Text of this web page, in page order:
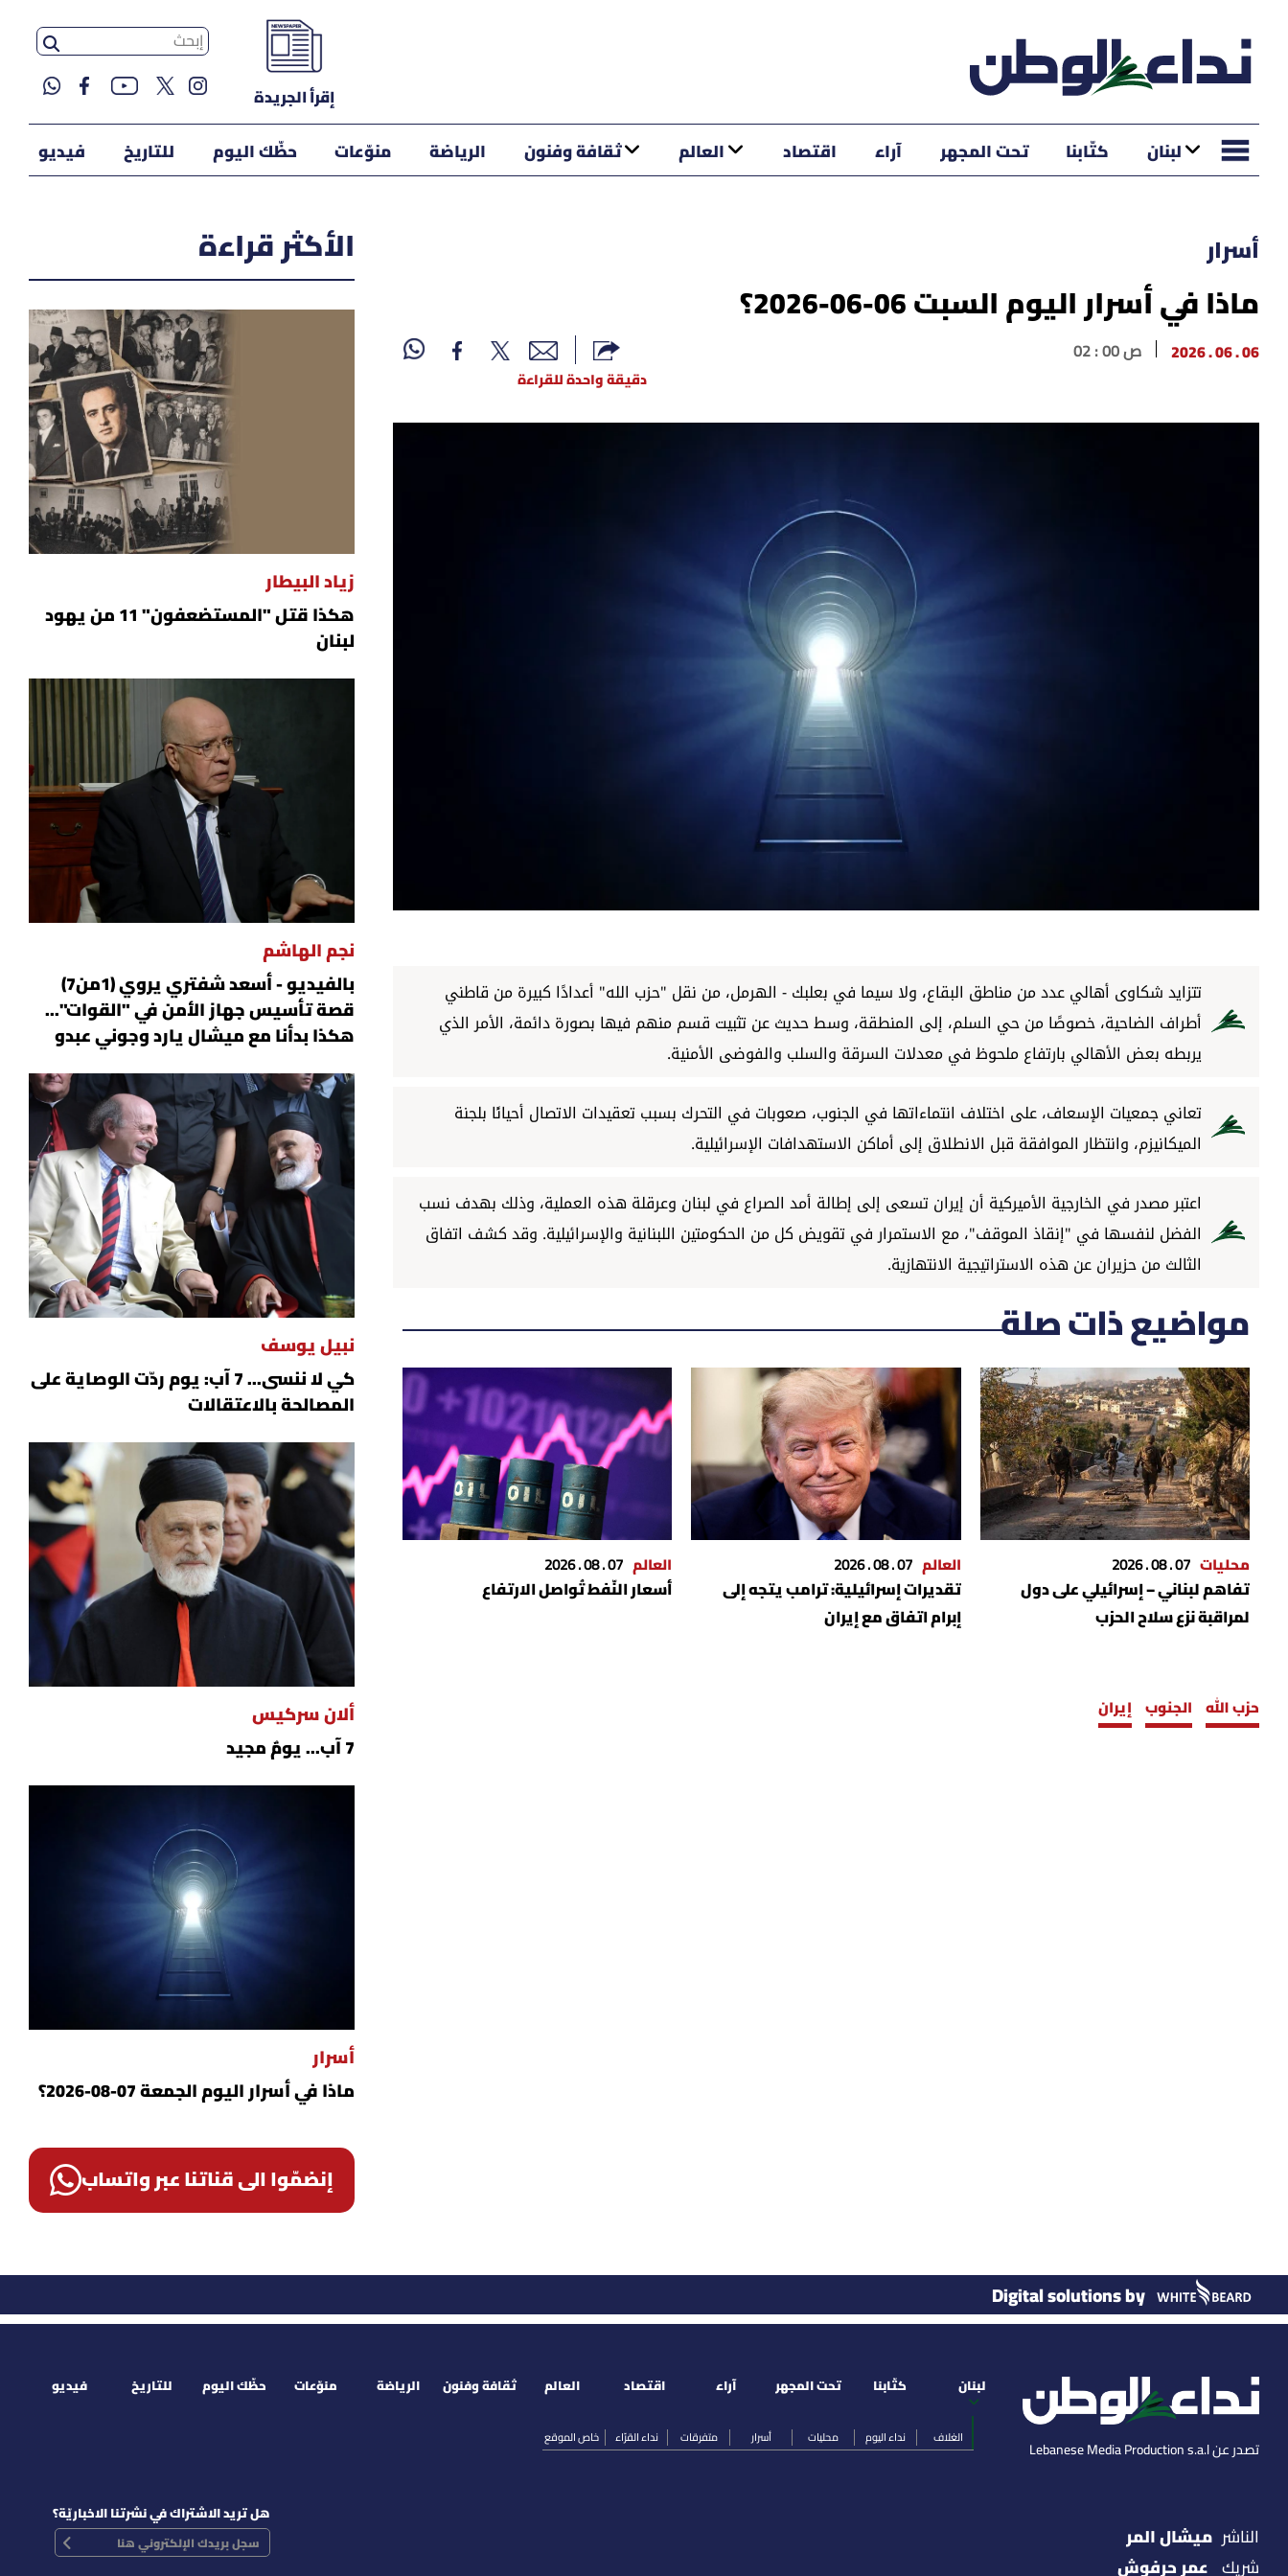
إقرأ الجريدة
لبنان كتّابنا تحت المجهر آراء اقتصاد العالم ثقافة وفنون الرياضة منوّعات حظّك اليوم للتاريخ فيديو
أسرار
ماذا في أسرار اليوم السبت 06-06-2026؟
06 . 06 . 2026 02 : 00 ص
دقيقة واحدة للقراءة
تتزايد شكاوى أهالي عدد من مناطق البقاع، ولا سيما في بعلبك - الهرمل، من نقل "حزب الله" أعدادًا كبيرة من قاطني
أطراف الضاحية، خصوصًا من حي السلم، إلى المنطقة، وسط حديث عن تثبيت قسم منهم فيها بصورة دائمة، الأمر الذي
يربطه بعض الأهالي بارتفاع ملحوظ في معدلات السرقة والسلب والفوضى الأمنية.
تعاني جمعيات الإسعاف، على اختلاف انتماءاتها في الجنوب، صعوبات في التحرك بسبب تعقيدات الاتصال أحيانًا بلجنة
الميكانيزم، وانتظار الموافقة قبل الانطلاق إلى أماكن الاستهدافات الإسرائيلية.
اعتبر مصدر في الخارجية الأميركية أن إيران تسعى إلى إطالة أمد الصراع في لبنان وعرقلة هذه العملية، وذلك بهدف نسب
الفضل لنفسها في "إنقاذ الموقف"، مع الاستمرار في تقويض كل من الحكومتين اللبنانية والإسرائيلية. وقد كشف اتفاق
الثالث من حزيران عن هذه الاستراتيجية الانتهازية.
مواضيع ذات صلة
محليات 07 . 08 . 2026
تفاهم لبناني – إسرائيلي على دول
لمراقبة نزع سلاح الحزب
العالم 07 . 08 . 2026
تقديرات إسرائيلية: ترامب يتجه إلى
إبرام اتفاق مع إيران
العالم 07 . 08 . 2026
أسعار النّفط تُواصل الارتفاع
حزب الله الجنوب إيران
الأكثر قراءة
زياد البيطار
هكذا قتل "المستضعفون" 11 من يهود
لبنان
نجم الهاشم
بالفيديو - أسعد شفتري يروي (1من7)
قصة تأسيس جهاز الأمن في "القوات"...
هكذا بدأنا مع ميشال يارد وجوني عبدو
نبيل يوسف
كي لا ننسى... 7 آب: يوم ردّت الوصاية على
المصالحة بالاعتقالات
ألان سركيس
7 آب... يومٌ مجيد
أسرار
ماذا في أسرار اليوم الجمعة 07-08-2026؟
إنضمّوا الى قناتنا عبر واتساب
Digital solutions by
تصدر عن Lebanese Media Production s.a.l
لبنان
الغلاف نداء اليوم محليات أسرار متفرقات نداء القرّاء خاص الموقع
كتّابنا تحت المجهر آراء اقتصاد العالم ثقافة وفنون الرياضة منوّعات حظّك اليوم للتاريخ فيديو
الناشر ميشال المر
شريك عمر حرفوش
هل تريد الاشتراك في نشرتنا الاخباريّة؟